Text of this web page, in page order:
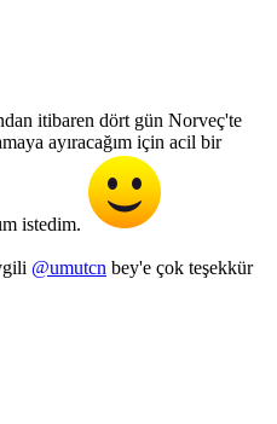
itibaren dört gün Norveç'te
ayıracağım için acil bir
istedim.
@umutcn bey'e çok teşekkür